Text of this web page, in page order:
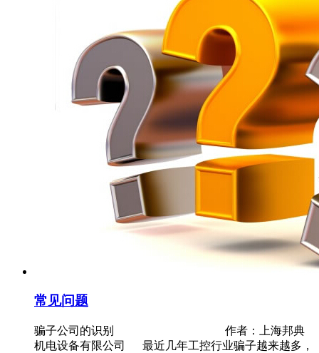
常见问题
骗子公司的识别 作者：上海邦典
机电设备有限公司 最近几年工控行业骗子越来越多，